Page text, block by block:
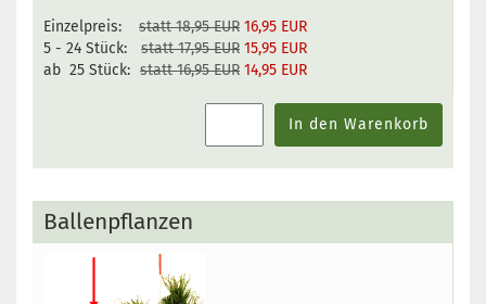
Einzelpreis: statt 18,95 EUR 16,95 EUR
5 - 24 Stück:
statt 17,95 EUR 15,95 EUR
ab 25 Stück: statt 16,95 EUR 14,95 EUR
In den Warenkorb
Ballenpflanzen